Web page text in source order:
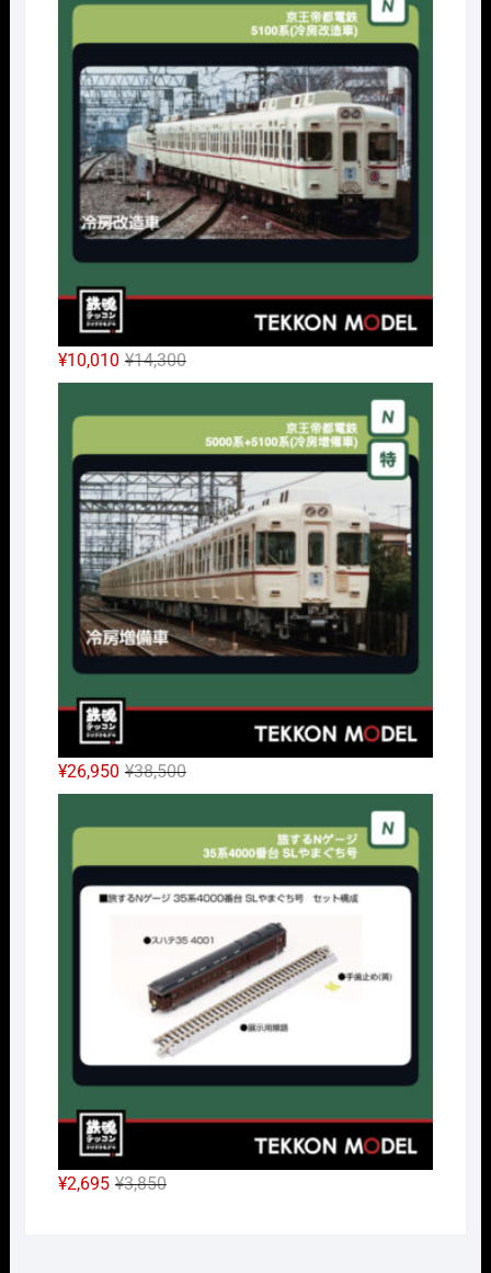
¥32,450
で
し
た。
は
¥24,338
で
す。
¥14,300元
の
価
¥14,300
で
し
た。
¥10,010
現
在
の
は
¥10,010
で
す。
¥38,500元
の
価
¥38,500
し
た。
¥26,950
現
在
の
は
で
す。
¥3,850元
¥2,695
現